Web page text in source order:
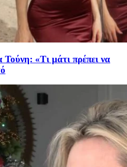
Τούνη: «Τι μάτι πρέπει να